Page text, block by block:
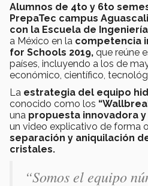
Alumnos de 4to y 6to
PrepaTec campus
con la Escuela de
a México en la competencia
for Schools 2019, que reúne
países, incluyendo a los de
económico, científico,
La estrategia del equipo
conocido como los
una propuesta innovadora
un video explicativo de forma
separación y aniquilación
cristales.
“Somos el equipo